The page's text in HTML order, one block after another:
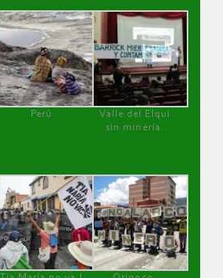
Perú
Valle del Elqui
sin minería.